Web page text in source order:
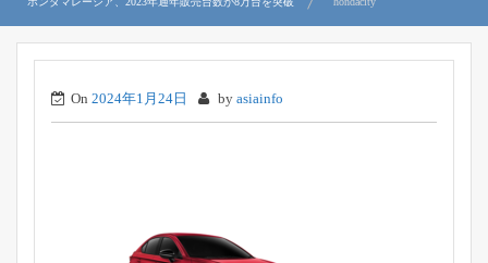
On 2024年1月24日 by asiainfo